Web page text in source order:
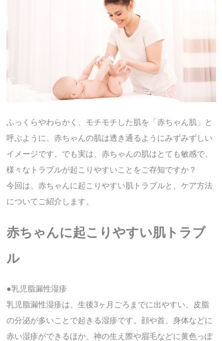
ふっくらやわらかく、モチモチした肌を「赤ちゃん肌」と
呼ぶように、赤ちゃんの肌は透き通るようにみずみずしい
イメージです。でも実は、赤ちゃんの肌はとても敏感で、
様々なトラブルが起こりやすいことをご存知ですか？
今回は、赤ちゃんに起こりやすい肌トラブルと、ケア方法
についてご紹介します。
赤ちゃんに起こりやすい肌トラブ
ル
●乳児脂漏性湿疹
乳児脂漏性湿疹は、生後3ヶ月ごろまでに出やすい、皮脂
の分泌が多いことで起きる湿疹です。顔や首、身体などに
赤い湿疹ができるほか、神の生え際や眉毛などに黄色っぽ